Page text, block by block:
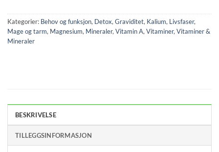
Kategorier: Behov og funksjon, Detox,Graviditet, Kalium, Livsfaser,
Mage og tarm, Magnesium, Mineraler,Vitamin A,Vitaminer,Vitaminer &
Mineraler
BESKRIVELSE
TILLEGGSINFORMASJON